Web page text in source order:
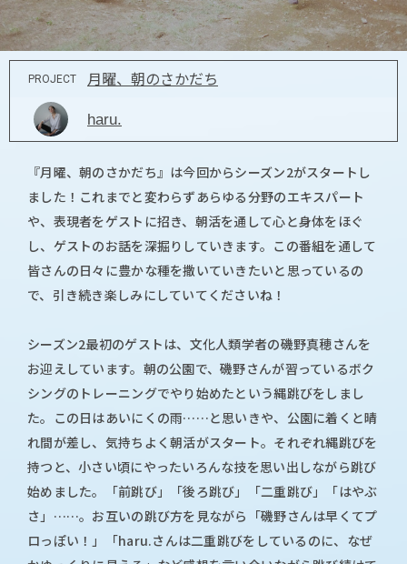
PROJECT 月曜、朝のさかだち
haru.
『月曜、朝のさかだち』は今回からシーズン2がスタートし
ました！これまでと変わらずあらゆる分野のエキスパート
や、表現者をゲストに招き、朝活を通して心と身体をほぐ
し、ゲストのお話を深掘りしていきます。この番組を通して
皆さんの日々に豊かな種を撒いていきたいと思っているの
で、引き続き楽しみにしていてくださいね！
シーズン2最初のゲストは、文化人類学者の磯野真穂さんを
お迎えしています。朝の公園で、磯野さんが習っているボク
シングのトレーニングでやり始めたという縄跳びをしまし
た。この日はあいにくの雨……と思いきや、公園に着くと晴
れ間が差し、気持ちよく朝活がスタート。それぞれ縄跳びを
持つと、小さい頃にやったいろんな技を思い出しながら跳び
始めました。「前跳び」「後ろ跳び」「二重跳び」「はやぶ
さ」……。お互いの跳び方を見ながら「磯野さんは早くてプ
ロっぽい！」「haru.さんは二重跳びをしているのに、なぜ